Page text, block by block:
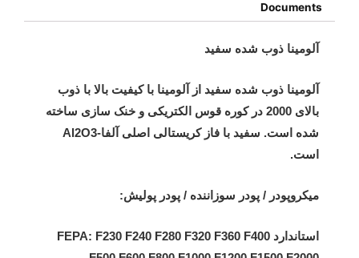
Documents
آلومینا ذوب شده سفید
آلومینا ذوب شده سفید از آلومینا با کیفیت بالا با ذوب
بالای 2000 در کوره قوس الکتریکی و خنک سازی ساخته
شده است. سفید با فاز کریستالی اصلی آلفا-Al2O3
است.
میکروپودر / پودر سوزاننده / پودر پولیش:
استاندارد FEPA: F230 F240 F280 F320 F360 F400